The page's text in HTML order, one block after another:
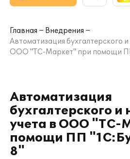
Главная
Внедрения
Автоматизация бухгалтерского
ООО "ТС-Маркет" при помощи
Автоматизация
бухгалтерского и
учета в ООО "ТС-
помощи ПП
8"